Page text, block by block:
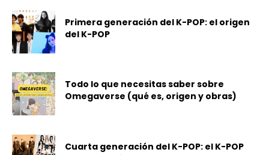
Primera generación del K-POP: el origen
del K-POP
Todo lo que necesitas saber sobre
Omegaverse (qué es, origen y obras)
Cuarta generación del K-POP: el K-POP